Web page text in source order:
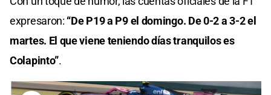
expresaron: “De P19 a P9 el domingo. De 0-2 a 3-2 el
martes. El que viene teniendo días tranquilos es
Colapinto”.